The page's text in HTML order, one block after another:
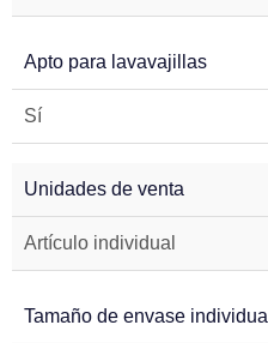
Apto para lavavajillas
Sí
Unidades de venta
Artículo individual
Tamaño de envase individual